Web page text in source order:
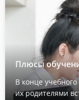
Плюсы
В конце
их родителями